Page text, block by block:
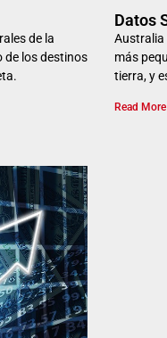
de la
de los destinos
Datos
Australia
más
tierra, y
Read